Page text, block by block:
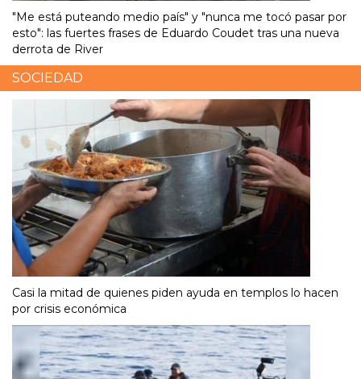
"Me está puteando medio país" y "nunca me tocó pasar por
esto": las fuertes frases de Eduardo Coudet tras una nueva
derrota de River
SOCIEDAD
Casi la mitad de quienes piden ayuda en templos lo hacen
por crisis económica